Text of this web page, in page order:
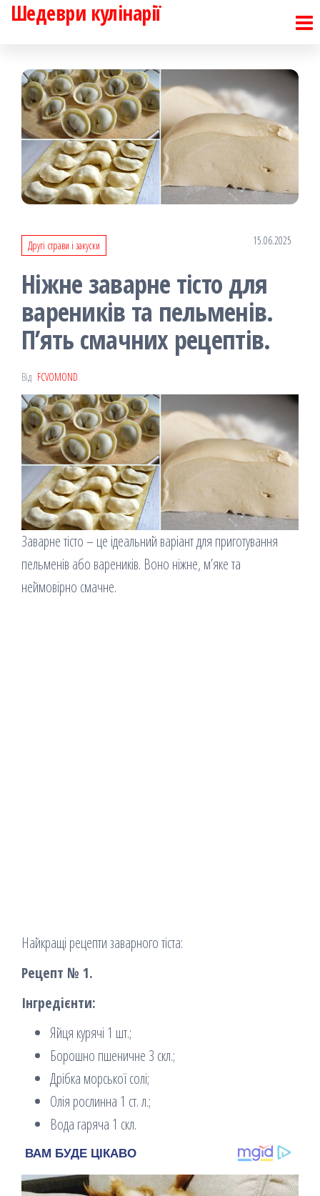
Перейти
Шедеври кулінарії
Другі страви і закуски 15.06.2025
Ніжне заварне тісто для
вареників та пельменів.
П’ять смачних рецептів.
Від FCVOMOND
Заварне тісто – це ідеальний варіант для приготування
пельменів або вареників. Воно ніжне, м’яке та
неймовірно смачне.
Найкращі рецепти заварного тіста:
Рецепт № 1.
Інгредієнти:
Яйця курячі 1 шт.;
Борошно пшеничне 3 скл.;
Дрібка морської солі;
Олія рослинна 1 ст. л.;
Вода гаряча 1 скл.